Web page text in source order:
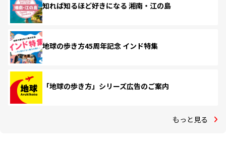
知れば知るほど好きになる 湘南・江の島
地球の歩き方45周年記念 インド特集
「地球の歩き方」シリーズ広告のご案内
もっと見る